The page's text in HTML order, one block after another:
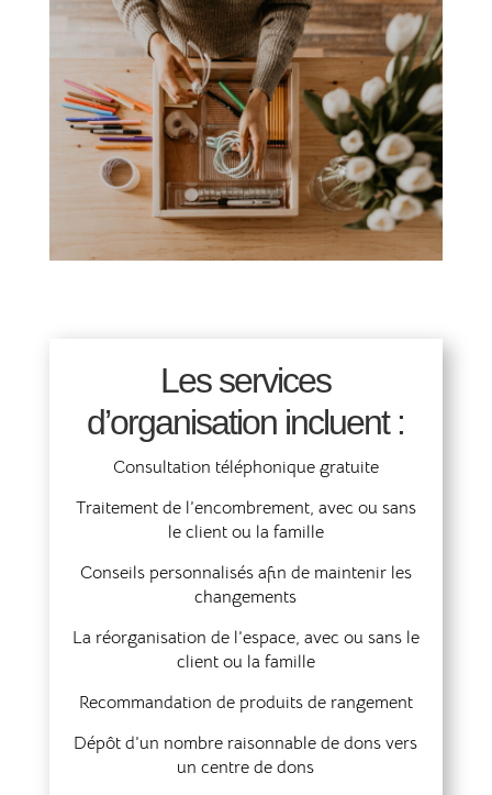
Les services
d’organisation incluent :
Consultation téléphonique gratuite
Traitement de l’encombrement, avec ou sans
le client ou la famille
Conseils personnalisés afin de maintenir les
changements
La réorganisation de l’espace, avec ou sans le
client ou la famille
Recommandation de produits de rangement
Dépôt d’un nombre raisonnable de dons vers
un centre de dons